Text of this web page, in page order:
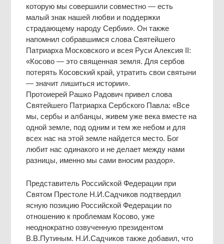
которую мы совершили совместно — есть
малый знак нашей любви и поддержки
страдающему народу Сербии». Он также
напомнил собравшимся слова Святейшего
Патриарха Московского и всея Руси Алексия II:
«Косово — это священная земля. Для сербов
потерять Косовский край, утратить свои святыни
— значит лишиться истории».
Протоиерей Рашко Радович привел слова
Святейшего Патриарха Сербского Павла: «Все
мы, сербы и албанцы, живем уже века вместе на
одной земле, под одним и тем же небом и для
всех нас на этой земле найдется место. Бог
любит нас одинакого и не делает между нами
разницы, именно мы сами вносим раздор».
Представитель Российской Федерации при
Святом Престоле Н.И.Садчиков подтвердил
ясную позицию Российской Федерации по
отношению к проблемам Косово, уже
неоднократно озвученную президентом
В.В.Путиным. Н.И.Садчиков также добавил, что